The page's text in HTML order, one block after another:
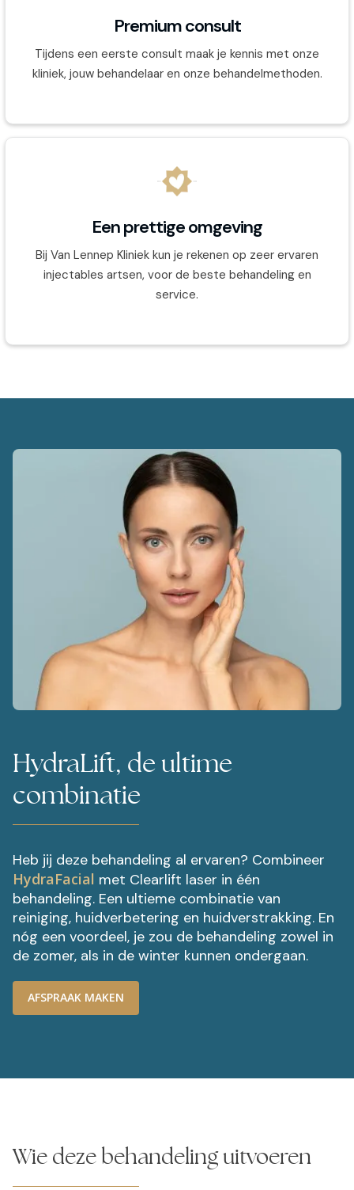
Premium consult
Tijdens een eerste consult maak je kennis met onze
kliniek, jouw behandelaar en onze behandelmethoden.
Een prettige omgeving
Bij Van Lennep Kliniek kun je rekenen op zeer ervaren
injectables artsen, voor de beste behandeling en
service.
HydraLift, de ultime
combinatie
Heb jij deze behandeling al ervaren? Combineer
HydraFacial met Clearlift laser in één
behandeling. Een ultieme combinatie van
reiniging, huidverbetering en huidverstrakking. En
nóg een voordeel, je zou de behandeling zowel in
de zomer, als in de winter kunnen ondergaan.
AFSPRAAK MAKEN
Wie deze behandeling uitvoeren